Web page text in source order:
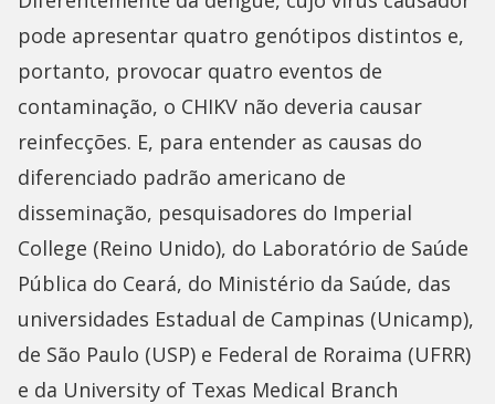
pode apresentar quatro genótipos distintos e,
portanto, provocar quatro eventos de
contaminação, o CHIKV não deveria causar
reinfecções. E, para entender as causas do
diferenciado padrão americano de
disseminação, pesquisadores do Imperial
College (Reino Unido), do Laboratório de Saúde
Pública do Ceará, do Ministério da Saúde, das
universidades Estadual de Campinas (Unicamp),
de São Paulo (USP) e Federal de Roraima (UFRR)
e da University of Texas Medical Branch